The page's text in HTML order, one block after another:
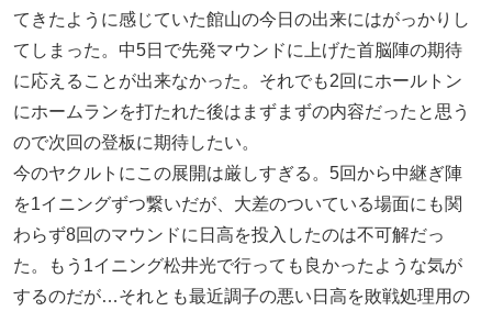
てきたように感じていた館山の今日の出来にはがっかりし
てしまった。中5日で先発マウンドに上げた首脳陣の期待
に応えることが出来なかった。それでも2回にホールトン
にホームランを打たれた後はまずまずの内容だったと思う
ので次回の登板に期待したい。
今のヤクルトにこの展開は厳しすぎる。5回から中継ぎ陣
を1イニングずつ繋いだが、大差のついている場面にも関
わらず8回のマウンドに日高を投入したのは不可解だっ
た。もう1イニング松井光で行っても良かったような気が
するのだが…それとも最近調子の悪い日高を敗戦処理用の